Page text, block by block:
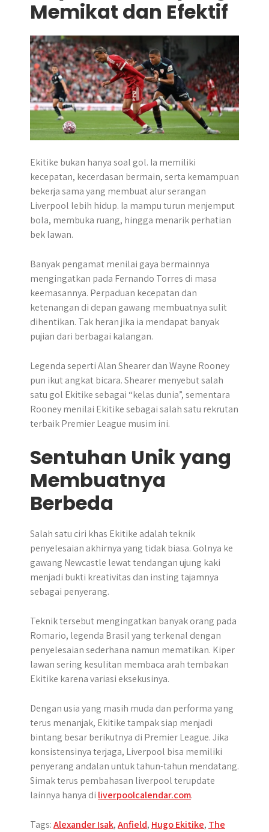
Memikat dan Efektif
Ekitike bukan hanya soal gol. Ia memiliki
kecepatan, kecerdasan bermain, serta kemampuan
bekerja sama yang membuat alur serangan
Liverpool lebih hidup. Ia mampu turun menjemput
bola, membuka ruang, hingga menarik perhatian
bek lawan.
Banyak pengamat menilai gaya bermainnya
mengingatkan pada Fernando Torres di masa
keemasannya. Perpaduan kecepatan dan
ketenangan di depan gawang membuatnya sulit
dihentikan. Tak heran jika ia mendapat banyak
pujian dari berbagai kalangan.
Legenda seperti Alan Shearer dan Wayne Rooney
pun ikut angkat bicara. Shearer menyebut salah
satu gol Ekitike sebagai “kelas dunia”, sementara
Rooney menilai Ekitike sebagai salah satu rekrutan
terbaik Premier League musim ini.
Sentuhan Unik yang
Membuatnya
Berbeda
Salah satu ciri khas Ekitike adalah teknik
penyelesaian akhirnya yang tidak biasa. Golnya ke
gawang Newcastle lewat tendangan ujung kaki
menjadi bukti kreativitas dan insting tajamnya
sebagai penyerang.
Teknik tersebut mengingatkan banyak orang pada
Romario, legenda Brasil yang terkenal dengan
penyelesaian sederhana namun mematikan. Kiper
lawan sering kesulitan membaca arah tembakan
Ekitike karena variasi eksekusinya.
Dengan usia yang masih muda dan performa yang
terus menanjak, Ekitike tampak siap menjadi
bintang besar berikutnya di Premier League. Jika
konsistensinya terjaga, Liverpool bisa memiliki
penyerang andalan untuk tahun-tahun mendatang.
Simak terus pembahasan liverpool terupdate
lainnya hanya di liverpoolcalendar.com.
Tags:Alexander Isak,Anfield, Hugo Ekitike, The